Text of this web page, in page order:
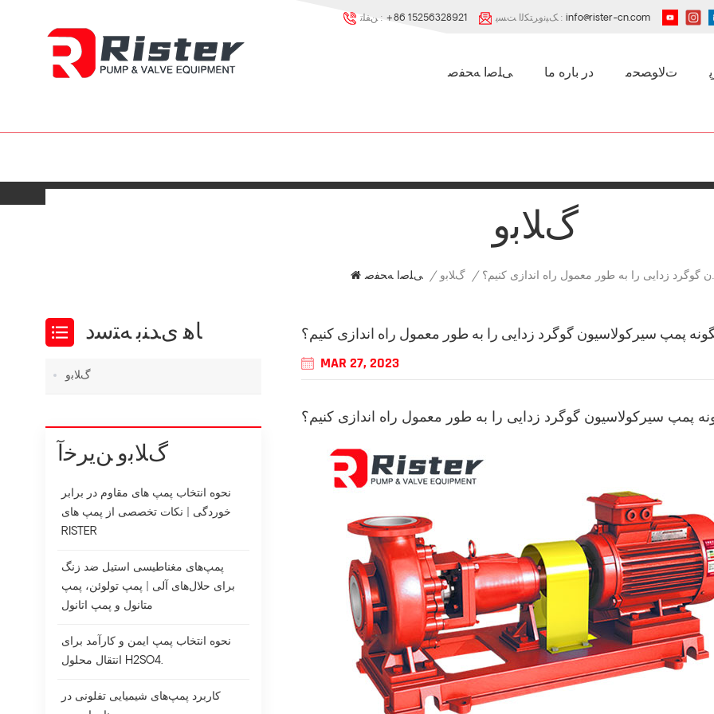
ﻦﻔﻠﺗ : +86 15256328921 ﮏﯿﻧﻭﺮﺘﮑﻟﺍ ﺖﺴﭘ : info@rister-cn.com
ﯽﻠﺻﺍ ﻪﺤﻔﺻ در باره ما ﺕﻻ ﻮﺼﺤﻣ
ﮒﻼ ﺑﻭ
ﯽﻠﺻﺍ ﻪﺤﻔﺻ / ﮒﻼ ﺑﻭ / اندازی کنیم؟
پمپ سیرکولاسیون گوگرد زدایی را به طور معمول راه اندازی کنیم؟
MAR 27, 2023
پمپ سیرکولاسیون گوگرد زدایی را به طور معمول راه اندازی کنیم؟
ﺎﻫ ﯼﺪﻨﺑ ﻪﺘﺳﺩ
ﮒﻼ ﺑﻭ
ﮒﻼ ﺑﻭ ﻦﯾﺮﺧﺁ
نحوه انتخاب پمپ های مقاوم در برابر
خوردگی | نکات تخصصی از پمپ های
RISTER
پمپ‌های مغناطیسی استیل ضد زنگ
برای حلال‌های آلی | پمپ تولوئن، پمپ
متانول و پمپ اتانول
نحوه انتخاب پمپ ایمن و کارآمد برای
انتقال محلول H2SO4.
کاربرد پمپ‌های شیمیایی تفلونی در